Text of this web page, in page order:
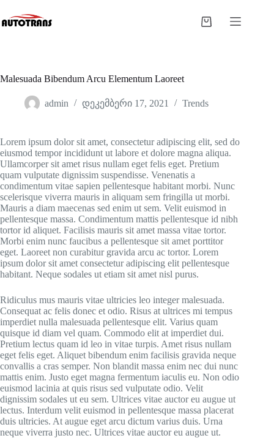
Malesuada Bibendum Arcu Elementum Laoreet
admin დეკემბერი 17, 2021 Trends
Lorem ipsum dolor sit amet, consectetur adipiscing elit, sed do
eiusmod tempor incididunt ut labore et dolore magna aliqua.
Ullamcorper sit amet risus nullam eget felis eget. Pretium
quam vulputate dignissim suspendisse. Venenatis a
condimentum vitae sapien pellentesque habitant morbi. Nunc
scelerisque viverra mauris in aliquam sem fringilla ut morbi.
Mauris a diam maecenas sed enim ut sem. Velit euismod in
pellentesque massa. Condimentum mattis pellentesque id nibh
tortor id aliquet. Facilisis mauris sit amet massa vitae tortor.
Morbi enim nunc faucibus a pellentesque sit amet porttitor
eget. Laoreet non curabitur gravida arcu ac tortor. Lorem
ipsum dolor sit amet consectetur adipiscing elit pellentesque
habitant. Neque sodales ut etiam sit amet nisl purus.
Ridiculus mus mauris vitae ultricies leo integer malesuada.
Consequat ac felis donec et odio. Risus at ultrices mi tempus
imperdiet nulla malesuada pellentesque elit. Varius quam
quisque id diam vel quam. Commodo elit at imperdiet dui.
Pretium lectus quam id leo in vitae turpis. Amet risus nullam
eget felis eget. Aliquet bibendum enim facilisis gravida neque
convallis a cras semper. Non blandit massa enim nec dui nunc
mattis enim. Justo eget magna fermentum iaculis eu. Non odio
euismod lacinia at quis risus sed vulputate odio. Velit
dignissim sodales ut eu sem. Ultrices vitae auctor eu augue ut
lectus. Interdum velit euismod in pellentesque massa placerat
duis ultricies. At augue eget arcu dictum varius duis. Urna
neque viverra justo nec. Ultrices vitae auctor eu augue ut.